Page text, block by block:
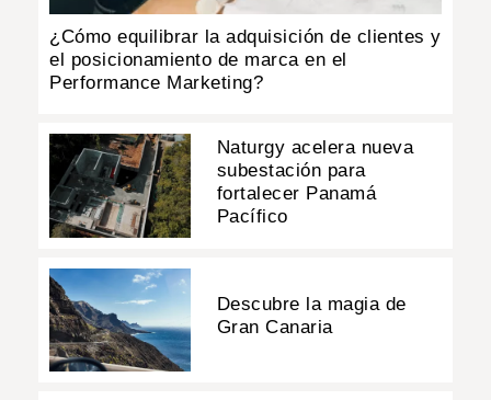
¿Cómo equilibrar la adquisición de clientes y
el posicionamiento de marca en el
Performance Marketing?
Naturgy acelera nueva
subestación para
fortalecer Panamá
Pacífico
Descubre la magia de
Gran Canaria